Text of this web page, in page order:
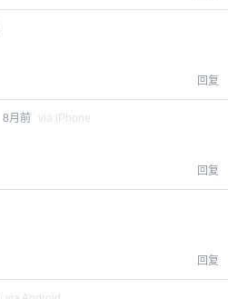
回复
8月前 via iPhone
回复
回复